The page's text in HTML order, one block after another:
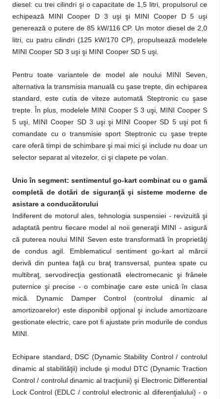
diesel: cu trei cilindri şi o capacitate de 1,5 litri, propulsorul ce
echipează MINI Cooper D 3 uşi şi MINI Cooper D 5 uşi
generează o putere de 85 kW/116 CP. Un motor diesel de 2,0
litri, cu patru cilindri (125 kW/170 CP), propulsează modelele
MINI Cooper SD 3 uşi şi MINI Cooper SD 5 uşi.
Pentru toate variantele de model ale noului MINI Seven,
alternativa la transmisia manuală cu şase trepte, din echiparea
standard, este cutia de viteze automată Steptronic cu şase
trepte. În plus, modelele MINI Cooper S 3 uşi, MINI Cooper S
5 uşi, MINI Cooper SD 3 uşi şi MINI Cooper SD 5 uşi pot fi
comandate cu o transmisie sport Steptronic cu şase trepte
care oferă timpi de schimbare şi mai mici şi include nu doar un
selector separat al vitezelor, ci şi clapete pe volan.
Unic în segment: sentimentul go-kart combinat cu o gamă
completă de dotări de siguranţă şi sisteme moderne de
asistare a conducătorului
Indiferent de motorul ales, tehnologia suspensiei - revizuită şi
adaptată pentru fiecare model al noii generaţii MINI - asigură
că puterea noului MINI Seven este transformată în proprietăţi
de condus agil. Emblematicul sentiment go-kart al mărcii
derivă din puntea faţă cu braţ transversal, puntea spate cu
multibraţ, servodirecţia gestionată electromecanic şi frânele
puternice şi precise - o combinaţie care este unică în clasa
mică. Dynamic Damper Control (controlul dinamic al
amortizoarelor) este disponibil opţional şi include amortizoare
gestionate electric, care pot fi ajustate prin modurile de condus
MINI.
Echipare standard, DSC (Dynamic Stability Control / controlul
dinamic al stabilităţii) include şi modul DTC (Dynamic Traction
Control / controlul dinamic al tracţiunii) şi Electronic Differential
Lock Control (EDLC / controlul electronic al diferenţialului) - o